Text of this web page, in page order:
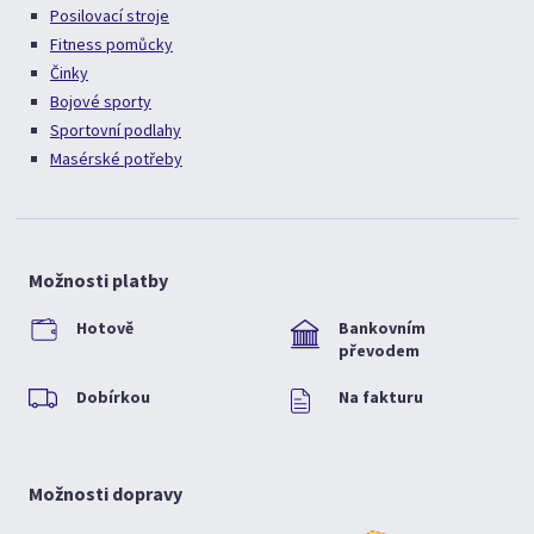
Posilovací stroje
Fitness pomůcky
Činky
Bojové sporty
Sportovní podlahy
Masérské potřeby
Možnosti platby
Hotově
Bankovním
převodem
Dobírkou Na fakturu
Možnosti dopravy